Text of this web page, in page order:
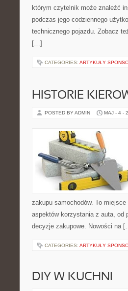
którym czytelnik może znaleźć
podczas jego codziennego
technicznego pojazdu. Zobacz
[…]
CATEGORIES: ARTYKUŁY
HISTORIE
POSTED BY ADMIN MAJ - 4 -
zakupu samochodów. To
aspektów korzystania z auta, od
decyzje zakupowe. Nowości na
CATEGORIES: ARTYKUŁY
DIY W KUCHNI